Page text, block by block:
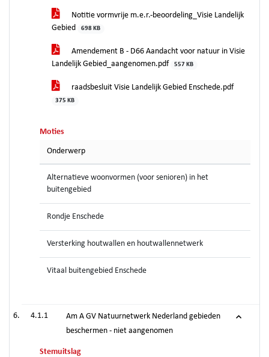
Notitie vormvrije m.e.r.-beoordeling_Visie Landelijk
Gebied
698 KB
Amendement B - D66 Aandacht voor natuur in Visie
Landelijk Gebied_aangenomen.pdf
557 KB
raadsbesluit Visie Landelijk Gebied Enschede.pdf
375 KB
Moties
Onderwerp
Alternatieve woonvormen (voor senioren) in het
buitengebied
Rondje Enschede
Versterking houtwallen en houtwallennetwerk
Vitaal buitengebied Enschede
4.1.1
Am A GV Natuurnetwerk Nederland gebieden
beschermen - niet aangenomen
Stemuitslag